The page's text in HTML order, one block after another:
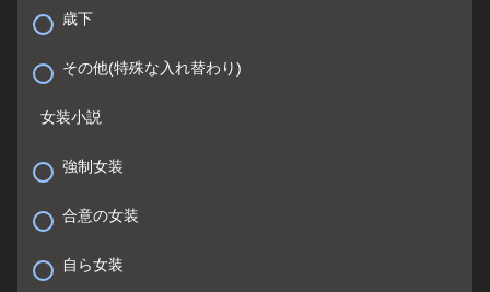
歳下
その他(特殊な入れ替わり)
女装小説
強制女装
合意の女装
自ら女装